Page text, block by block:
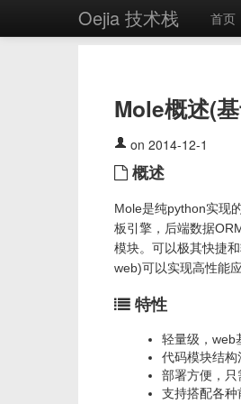
Oejia 技术栈 首页
Mole概述(
on 2014-12-1
概述
Mole是纯python实现
板引擎，后端数据
模块。可以极其快捷
web)可以实现高性能应
特性
轻量级，web
代码模块结构
部署方便，
支持搭配各